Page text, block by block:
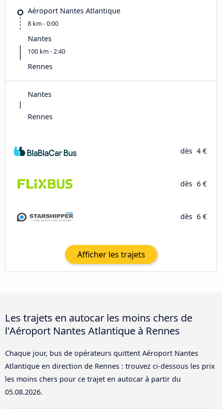
Aéroport Nantes Atlantique
8 km - 0:00
Nantes
100 km - 2:40
Rennes
Nantes
Rennes
dès 4 €
dès 6 €
dès 6 €
Afficher les trajets
Les trajets en autocar les moins chers de
l'Aéroport Nantes Atlantique à Rennes
Chaque jour, bus de opérateurs quittent Aéroport Nantes
Atlantique en direction de Rennes : trouvez ci-dessous les prix
les moins chers pour ce trajet en autocar à partir du
05.08.2026.